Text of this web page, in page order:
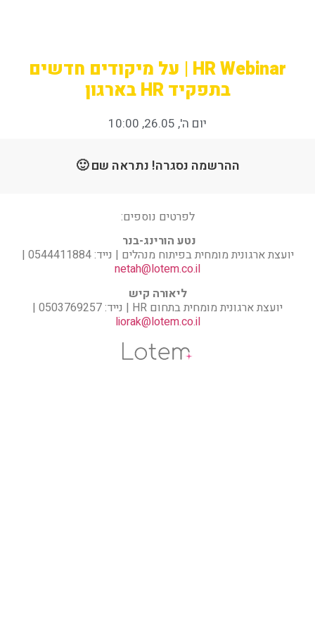
HR Webinar | על מיקודים חדשים
בתפקיד HR בארגון
יום ה', 26.05, 10:00
ההרשמה נסגרה! נתראה שם 🙂
לפרטים נוספים:
נטע הורינג-בנר
יועצת ארגונית מומחית בפיתוח מנהלים | נייד: 0544411884 |
netah@lotem.co.il
ליאורה קיש
יועצת ארגונית מומחית בתחום HR | נייד: 0503769257 |
liorak@lotem.co.il